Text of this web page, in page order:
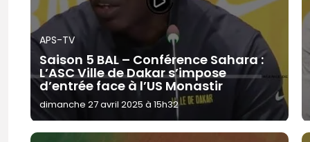
APS-TV
Saison 5 BAL – Conférence Sahara :
L’ASC Ville de Dakar s’impose
d’entrée face à l’US Monastir
dimanche 27 avril 2025 à 15h32